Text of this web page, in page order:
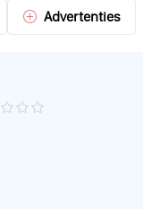
Advertenties